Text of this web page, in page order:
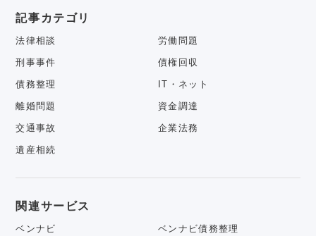
記事カテゴリ
法律相談 労働問題
刑事事件 債権回収
債務整理 IT・ネット
離婚問題 資金調達
交通事故 企業法務
遺産相続
関連サービス
ベンナビ ベンナビ債務整理